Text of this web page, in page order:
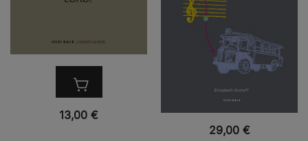
VUE RAPIDE
13,00 €
VUE RAPIDE
29,00 €